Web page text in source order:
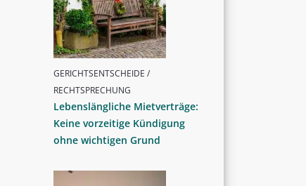
GERICHTSENTSCHEIDE /
RECHTSPRECHUNG
Lebenslängliche Mietverträge:
Keine vorzeitige Kündigung
ohne wichtigen Grund